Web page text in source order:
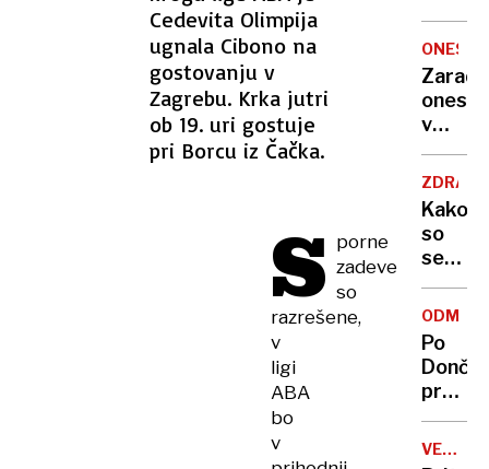
Cedevita Olimpija
ugnala Cibono na
gostovanju v
Zagrebu. Krka jutri
ob 19. uri gostuje
pri Borcu iz Čačka.
S porne
zadeve
so
razrešene,
v
ligi
ABA
bo
v
nisem
da je
to v
moji
sploh
Zaradi
v
delu
voda
Kako
so
se
cilji
vlade
Po
Karma
je
psica,
VELIKA